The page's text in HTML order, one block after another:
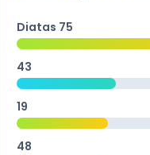
Diatas 75
43
19
48